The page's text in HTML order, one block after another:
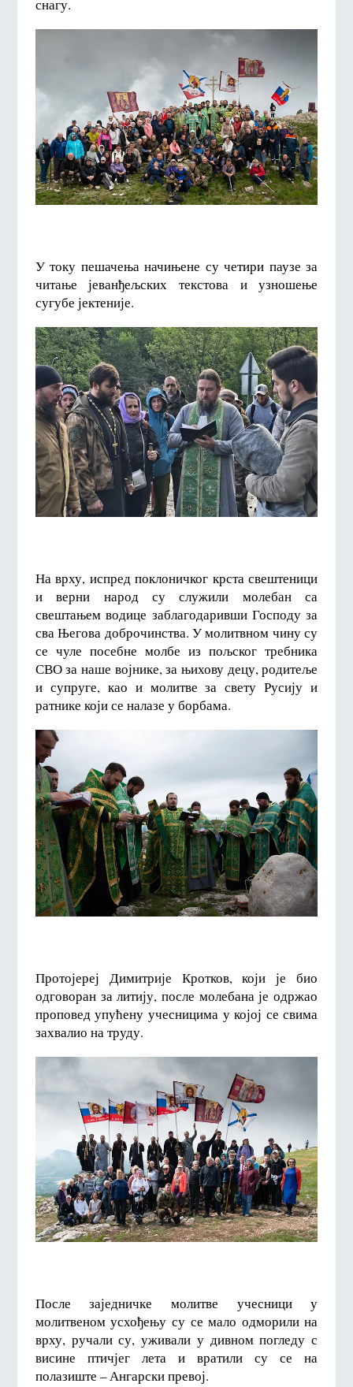
снагу.
У току пешачења начињене су четири паузе за
читање јеванђељских текстова и узношење
сугубе јектеније.
На врху, испред поклоничког крста свештеници
и верни народ су служили молебан са
свештањем водице заблагодаривши Господу за
сва Његова доброчинства. У молитвном чину су
се чуле посебне молбе из пољског требника
СВО за наше војнике, за њихову децу, родитеље
и супруге, као и молитве за свету Русију и
ратнике који се налазе у борбама.
Протојереј Димитрије Кротков, који је био
одговоран за литију, после молебана је одржао
проповед упућену учесницима у којој се свима
захвалио на труду.
После заједничке молитве учесници у
молитвеном усхођењу су се мало одморили на
врху, ручали су, уживали у дивном погледу с
висине птичјег лета и вратили су се на
полазиште – Ангарски превој.